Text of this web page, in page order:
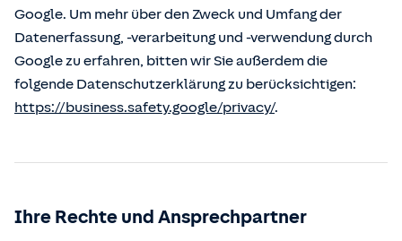
Google. Um mehr über den Zweck und Umfang der
Datenerfassung, -verarbeitung und -verwendung durch
Google zu erfahren, bitten wir Sie außerdem die
folgende Datenschutzerklärung zu berücksichtigen:
https://business.safety.google/privacy/.
Ihre Rechte und Ansprechpartner